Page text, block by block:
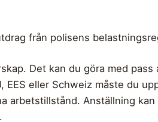
från polisens
Det kan du göra med
EES eller Schweiz måste du
arbetstillstånd. Anställning